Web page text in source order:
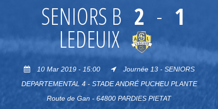
SENIORS B 2 - 1
LEDEUIX
10 Mar 2019 - 15:00
Journée 13 - SENIORS
DEPARTEMENTAL 4 - STADE ANDRÉ PUCHEU PLANTE
Route de Gan - 64800 PARDIES PIETAT